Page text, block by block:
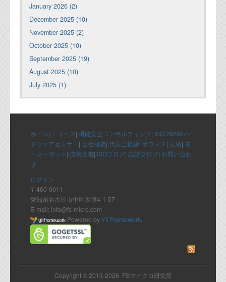
January 2026 (2)
December 2025 (10)
November 2025 (2)
October 2025 (10)
September 2025 (19)
August 2025 (10)
July 2025 (1)
ホーム| ニュース| 機能安全コンサルティング| ISO 26262ハー
ドウェアセミナー| 会社概要| 代表ご挨拶| オフィス| 実績| モ
ーターヨット | 技術文書| ISOブログ| 設計ブログ| お問い合わ
せ
ログイン
〒460-0011
愛知県名古屋市中区大須4-1-57
E-mail: info@fs-micro.com
Powered byYii Framework
Copyright © 2013-2026 FSマイクロ研究所